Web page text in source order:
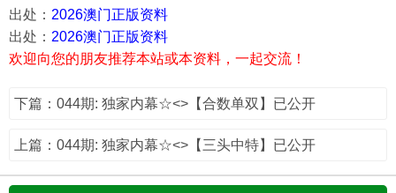
出处： 2026澳门正版资料
出处： 2026澳门正版资料
欢迎向您的朋友推荐本站或本资料，一起交流！
下篇：044期: 独家内幕☆<>【合数单双】已公开
上篇：044期: 独家内幕☆<>【三头中特】已公开